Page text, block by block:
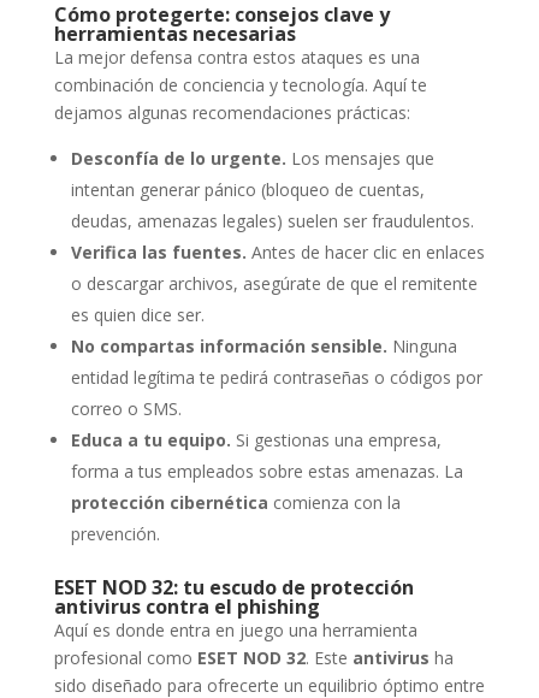
Cómo protegerte: consejos clave y
herramientas necesarias
La mejor defensa contra estos ataques es una
combinación de conciencia y tecnología. Aquí te
dejamos algunas recomendaciones prácticas:
Desconfía de lo urgente. Los mensajes que
intentan generar pánico (bloqueo de cuentas,
deudas, amenazas legales) suelen ser fraudulentos.
Verifica las fuentes. Antes de hacer clic en enlaces
o descargar archivos, asegúrate de que el remitente
es quien dice ser.
No compartas información sensible. Ninguna
entidad legítima te pedirá contraseñas o códigos por
correo o SMS.
Educa a tu equipo. Si gestionas una empresa,
forma a tus empleados sobre estas amenazas. La
protección cibernética comienza con la
prevención.
ESET NOD 32: tu escudo de protección
antivirus contra el phishing
Aquí es donde entra en juego una herramienta
profesional como ESET NOD 32. Este antivirus ha
sido diseñado para ofrecerte un equilibrio óptimo entre